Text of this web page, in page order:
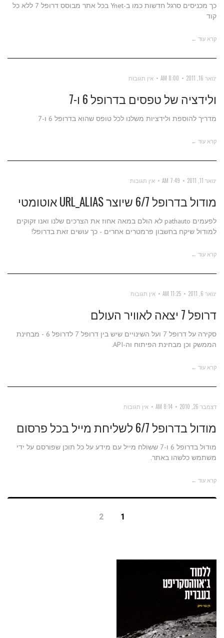
כך מכניסים סרגל חדשות כמו ב-Ynet בכל אתר מבוסס דרופל 7 ללא כל
קוד
קרא עוד ←
ינואר 16, 2011 8:00 AM אין תגובות
ולידציה של טפסים בדרופל 6 ו-7
מדריך להוספת ולידציות משלנו לכל טופס שהוא בדרופל 6 ו-7
קרא עוד ←
ינואר 11, 2011 7:49 AM אין תגובות
מודול בדרופל 6/7 שיוצר URL_ALIAS אוטומטי
לפעמים pathauto לא הולם במאה אחוז את הצרכים שלנו ואנו זקוקים
למודול שיקח בחשבון פרמטרים אחרים - כך עושים זאת בדרופל!
קרא עוד ←
ינואר 6, 2011 11:25 AM אין תגובות
דרופל 7 יצאה לאוויר העולם
סקירה על דרופל 7 ועל השינויים שיש בין דרופל 7 לדרופל 6 - מבחינת
הממשק וכן מבחינת הפיתוח וה-API.
קרא עוד ←
דצמבר 26, 2010 8:14 AM אין תגובות
מודול בדרופל 6/7 לשליחת מייל בכל פרסום
מודול בדרופל 6 ו-7 ששולח מייל עם מידע על כל תוכן שפורסם על ידי
משתמש כלשהו באתר.
קרא עוד ←
1
2